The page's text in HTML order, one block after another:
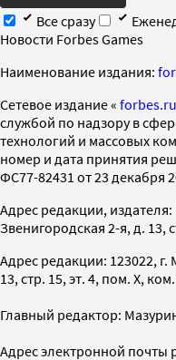
Все сразу
Новости Forbes Games
Наименование издания:
Cетевое издание « forbes.ru
службой по надзору в
технологий и массовых
номер и дата принятия
ФС77-82431 от 23 декабря
Адрес редакции, издателя:
Звенигородская 2-я, д. 13,
Адрес редакции: 123022, г.
13, стр. 15, эт. 4, пом. X, ком.
Главный редактор:
Адрес электронной почты